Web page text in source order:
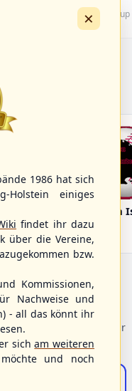
B Pool 2026 - Group
Fehmarn
Sie einen Einstieg für
×
1986 hat sich
Holstein einiges
findet ihr dazu
über die Vereine,
bzw.
Kommissionen,
Nachweise und
- all das könnt ihr
sicham weiteren
möchte und noch